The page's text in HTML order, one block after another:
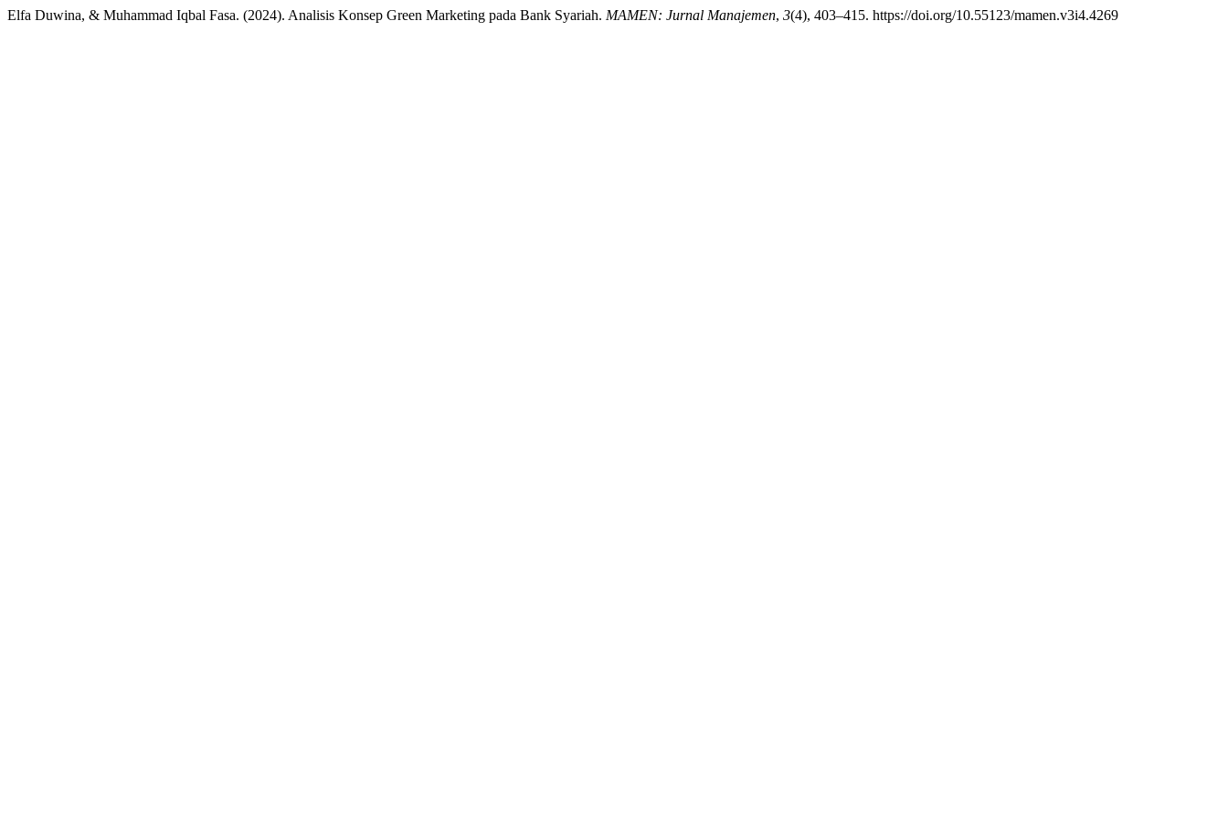
Elfa Duwina, & Muhammad Iqbal Fasa. (2024). Analisis Konsep Green Marketing pada Bank Syariah. MAMEN: Jurnal Manajemen, 3(4), 403–415. https://doi.org/10.55123/mamen.v3i4.4269